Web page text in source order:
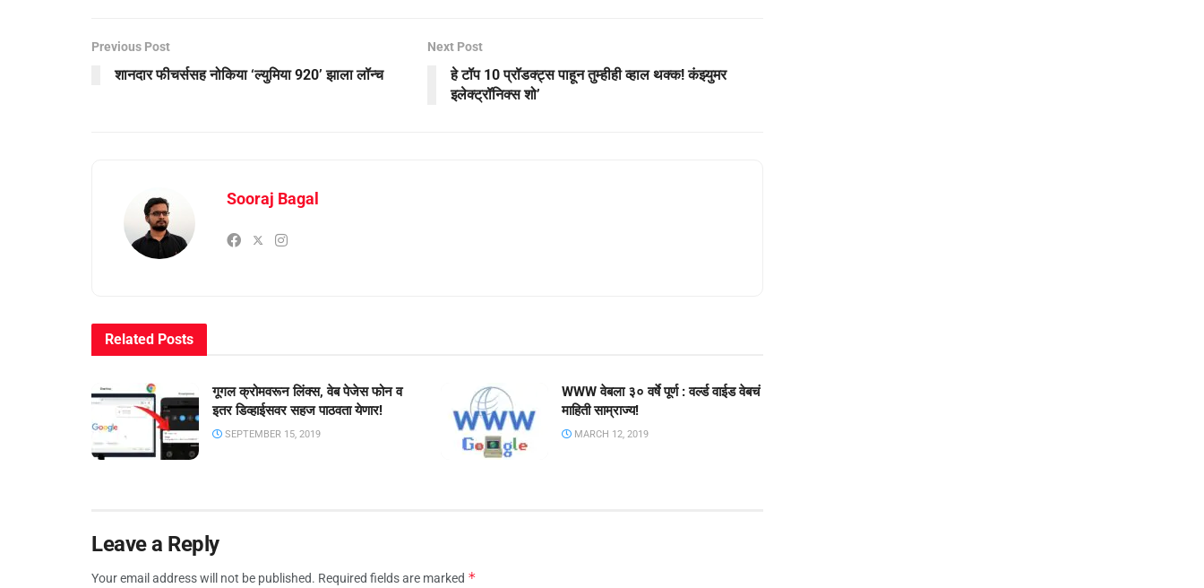
Previous Post
शानदार फीचर्ससह नोकिया ‘ल्युमिया 920’ झाला लॉन्च
Next Post
हे टॉप 10 प्रॉडक्ट्स पाहून तुम्हीही व्हाल थक्क! कंझ्युमर
इलेक्ट्रॉनिक्स शो’
Sooraj Bagal
Related Posts
गूगल क्रोमवरून लिंक्स, वेब पेजेस फोन व
इतर डिव्हाईसवर सहज पाठवता येणार!
SEPTEMBER 15, 2019
WWW वेबला ३० वर्षे पूर्ण : वर्ल्ड वाईड वेबचं
माहिती साम्राज्य!
MARCH 12, 2019
Leave a Reply
Your email address will not be published. Required fields are marked *